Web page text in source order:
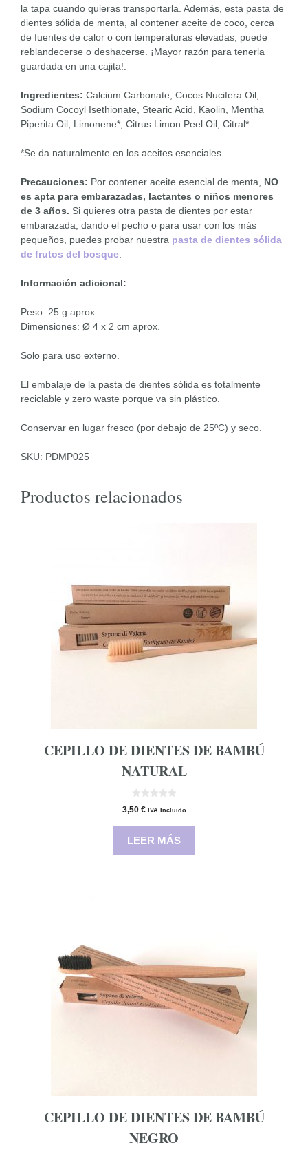
la tapa cuando quieras transportarla. Además, esta pasta de
dientes sólida de menta, al contener aceite de coco, cerca
de fuentes de calor o con temperaturas elevadas, puede
reblandecerse o deshacerse. ¡Mayor razón para tenerla
guardada en una cajita!.
Ingredientes: Calcium Carbonate, Cocos Nucifera Oil,
Sodium Cocoyl Isethionate, Stearic Acid, Kaolin, Mentha
Piperita Oil, Limonene*, Citrus Limon Peel Oil, Citral*.
*Se da naturalmente en los aceites esenciales.
Precauciones: Por contener aceite esencial de menta,
NO
es apta para embarazadas, lactantes o niños menores
de 3 años. Si quieres otra pasta de dientes por estar
embarazada, dando el pecho o para usar con los más
pequeños, puedes probar nuestra pasta de dientes sólida
de frutos del bosque
Información adicional:
Peso: 25 g aprox.
Dimensiones: Ø 4 x 2 cm aprox.
Solo para uso externo.
El embalaje de la pasta de dientes sólida es totalmente
reciclable y zero waste porque va sin plástico.
Conservar en lugar fresco (por debajo de 25ºC) y seco.
SKU: PDMP025
Productos relacionados
CEPILLO DE DIENTES DE BAMBÚ
NATURAL
0
d
3,50 € IVA Incluido
LEER MÁS
CEPILLO DE DIENTES DE BAMBÚ
NEGRO